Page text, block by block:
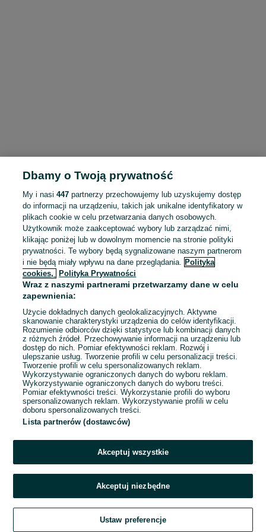
To ogłoszenie nie jest już dostępne
Przejdź na stronę główną
Dbamy o Twoją prywatność
My i nasi447 partnerzy przechowujemy lub uzyskujemy dostęp
do informacji na urządzeniu, takich jak unikalne identyfikatory w
plikach cookie w celu przetwarzania danych osobowych.
Użytkownik może zaakceptować wybory lub zarządzać nimi,
klikając poniżej lub w dowolnym momencie na stronie polityki
prywatności. Te wybory będą sygnalizowane naszym partnerom
i nie będą miały wpływu na dane przeglądania. Polityka
cookies,
Polityka Prywatności
Wraz z naszymi partnerami przetwarzamy dane w celu
zapewnienia:
Użycie dokładnych danych geolokalizacyjnych. Aktywne
skanowanie charakterystyki urządzenia do celów identyfikacji.
Rozumienie odbiorców dzięki statystyce lub kombinacji danych
z różnych źródeł. Przechowywanie informacji na urządzeniu lub
dostęp do nich. Pomiar efektywności reklam. Rozwój i
ulepszanie usług. Tworzenie profili w celu personalizacji treści.
Tworzenie profili w celu spersonalizowanych reklam.
Wykorzystywanie ograniczonych danych do wyboru reklam.
Wykorzystywanie ograniczonych danych do wyboru treści.
Pomiar efektywności treści. Wykorzystanie profili do wyboru
spersonalizowanych reklam. Wykorzystywanie profili w celu
doboru spersonalizowanych treści.
Lista partnerów (dostawców)
Akceptuj wszystkie
Akceptuj niezbędne
Ustaw preferencje